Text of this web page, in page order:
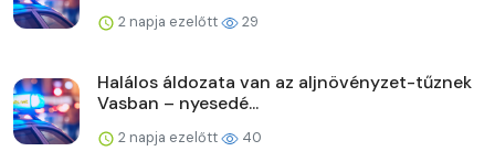
2 napja ezelőtt 29
Halálos áldozata van az aljnövényzet-tűznek
Vasban – nyesedé...
2 napja ezelőtt 40